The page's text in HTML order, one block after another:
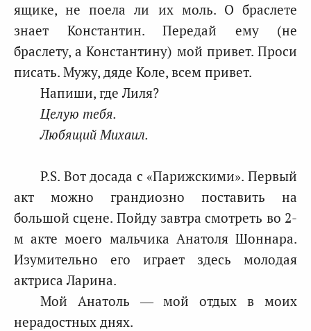
ящике, не поела ли их моль. О браслете
знает Константин. Передай ему (не
браслету, а Константину) мой привет. Проси
писать. Мужу, дяде Коле, всем привет.
Напиши, где Лиля?
Целую тебя.
Любящий Михаил.
P.S. Вот досада с «Парижскими». Первый
акт можно грандиозно поставить на
большой сцене. Пойду завтра смотреть во 2-
м акте моего мальчика Анатоля Шоннара.
Изумительно его играет здесь молодая
актриса Ларина.
Мой Анатоль — мой отдых в моих
нерадостных днях.